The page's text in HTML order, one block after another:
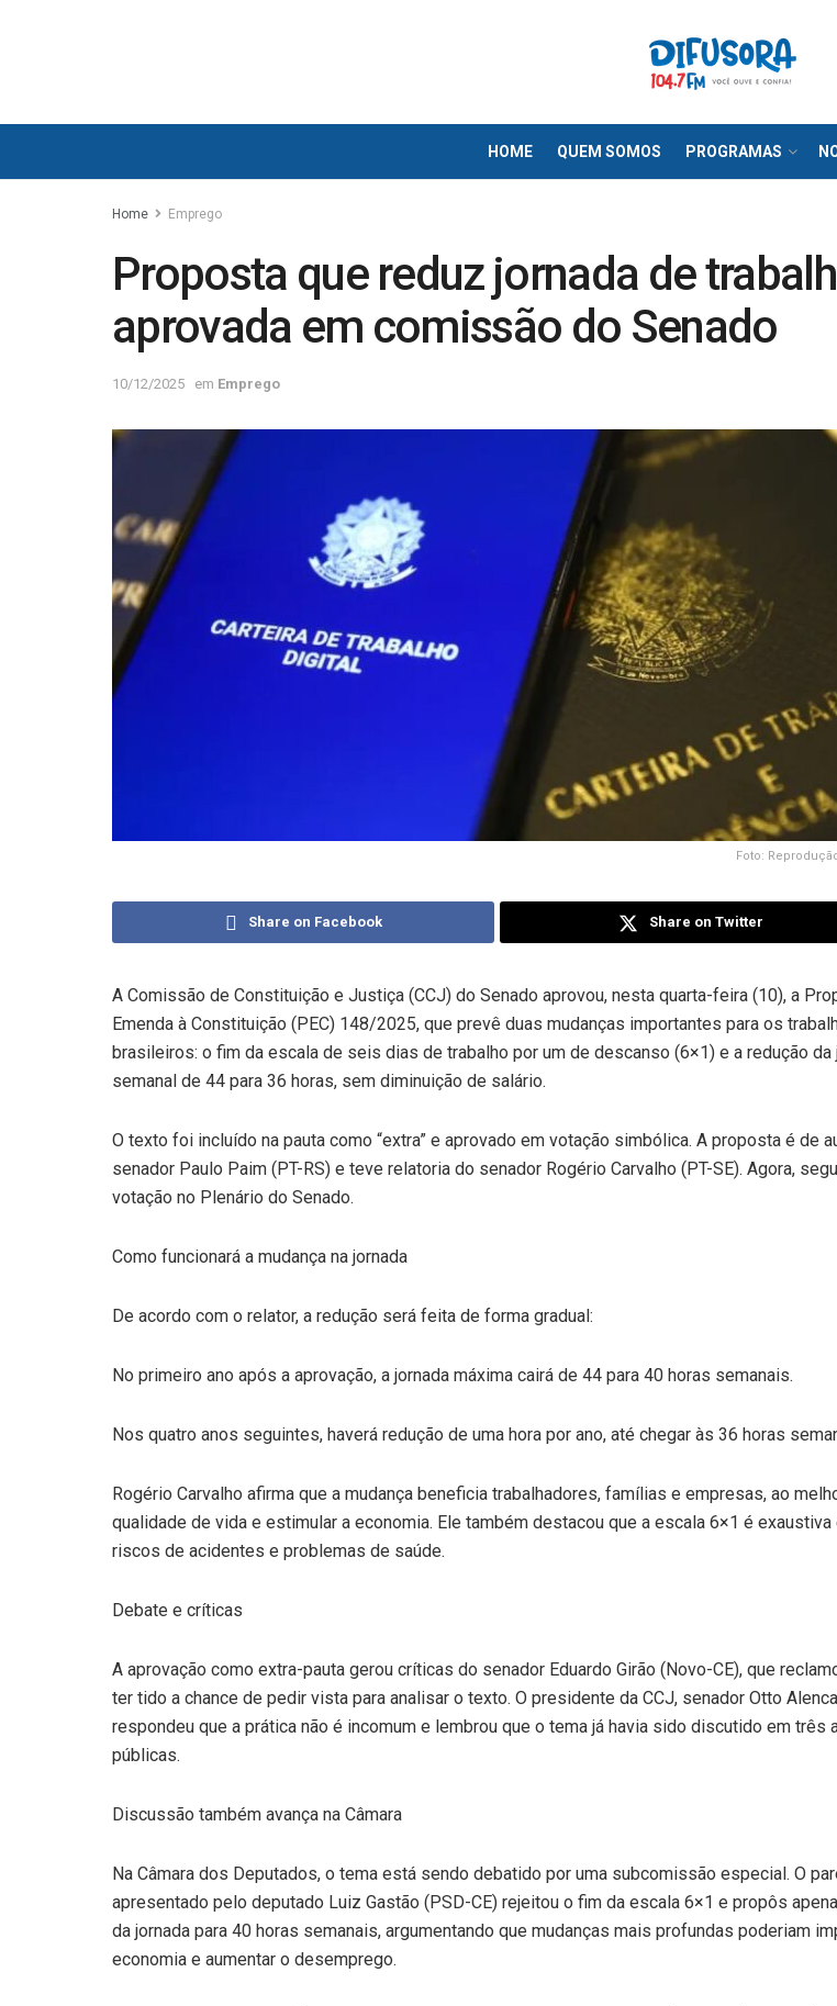
HOME QUEM SOMOS PROGRAMAS
Home Emprego
Proposta que reduz jornada de
aprovada em comissão do Senado
10/12/2025 em Emprego
Foto:
Share on Facebook Share on Twitter
A Comissão de Constituição e Justiça (CCJ) do Senado aprovou, nesta quarta-feira (10), a
Emenda à Constituição (PEC) 148/2025, que prevê duas mudanças importantes para os
brasileiros: o fim da escala de seis dias de trabalho por um de descanso (6×1) e a redução da
semanal de 44 para 36 horas, sem diminuição de salário.
O texto foi incluído na pauta como “extra” e aprovado em votação simbólica. A proposta é de
senador Paulo Paim (PT-RS) e teve relatoria do senador Rogério Carvalho (PT-SE). Agora,
votação no Plenário do Senado.
Como funcionará a mudança na jornada
De acordo com o relator, a redução será feita de forma gradual:
No primeiro ano após a aprovação, a jornada máxima cairá de 44 para 40 horas semanais.
Nos quatro anos seguintes, haverá redução de uma hora por ano, até chegar às 36 horas
Rogério Carvalho afirma que a mudança beneficia trabalhadores, famílias e empresas, ao
qualidade de vida e estimular a economia. Ele também destacou que a escala 6×1 é exaustiva
riscos de acidentes e problemas de saúde.
Debate e críticas
A aprovação como extra-pauta gerou críticas do senador Eduardo Girão (Novo-CE), que
ter tido a chance de pedir vista para analisar o texto. O presidente da CCJ, senador Otto
respondeu que a prática não é incomum e lembrou que o tema já havia sido discutido em três
públicas.
Discussão também avança na Câmara
Na Câmara dos Deputados, o tema está sendo debatido por uma subcomissão especial. O
apresentado pelo deputado Luiz Gastão (PSD-CE) rejeitou o fim da escala 6×1 e propôs
da jornada para 40 horas semanais, argumentando que mudanças mais profundas poderiam
economia e aumentar o desemprego.